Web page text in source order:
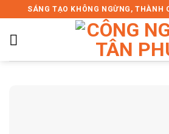
to
content
SÁNG TẠO KHÔNG NGỪNG, THÀNH